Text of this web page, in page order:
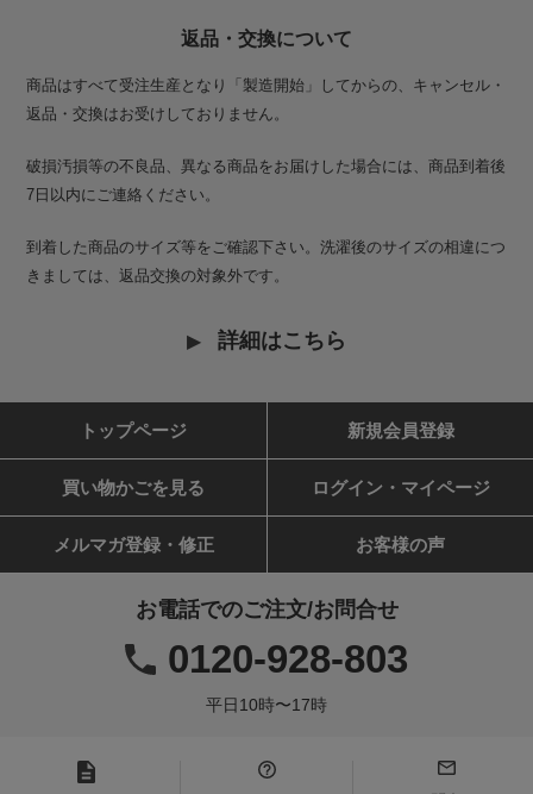
返品・交換について
商品はすべて受注生産となり「製造開始」してからの、キャンセル・
返品・交換はお受けしておりません。
破損汚損等の不良品、異なる商品をお届けした場合には、商品到着後
7日以内にご連絡ください。
到着した商品のサイズ等をご確認下さい。洗濯後のサイズの相違につ
きましては、返品交換の対象外です。
詳細はこちら
トップページ 新規会員登録
買い物かごを見る ログイン・マイページ
メルマガ登録・修正 お客様の声
お電話でのご注文/お問合せ
0120-928-803
平日10時〜17時